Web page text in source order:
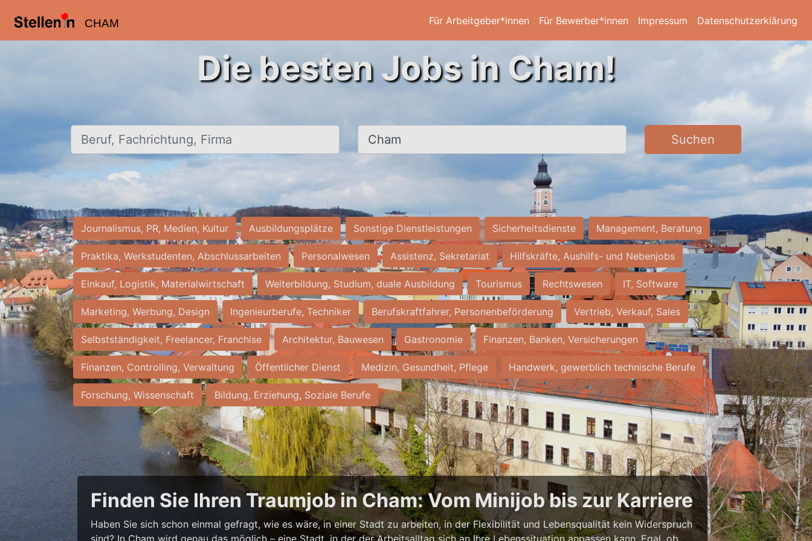
CHAM Für Arbeitgeber*innen Für Bewerber*innen Impressum Datenschutzerklärung
Die besten Jobs in Cham!
Beruf, Fachrichtung, Firma Ort, Stadt Suchen
Journalismus, PR, Medien, Kultur Ausbildungsplätze Sonstige Dienstleistungen Sicherheitsdienste Management, Beratung
Praktika, Werkstudenten, Abschlussarbeiten Personalwesen Assistenz, Sekretariat Hilfskräfte, Aushilfs- und Nebenjobs
Einkauf, Logistik, Materialwirtschaft Weiterbildung, Studium, duale Ausbildung Tourismus Rechtswesen IT, Software
Marketing, Werbung, Design Ingenieurberufe, Techniker Berufskraftfahrer, Personenbeförderung Vertrieb, Verkauf, Sales
Selbstständigkeit, Freelancer, Franchise Architektur, Bauwesen Gastronomie Finanzen, Banken, Versicherungen
Finanzen, Controlling, Verwaltung Öffentlicher Dienst Medizin, Gesundheit, Pflege Handwerk, gewerblich technische Berufe
Forschung, Wissenschaft Bildung, Erziehung, Soziale Berufe
Finden Sie Ihren Traumjob in Cham: Vom Minijob bis zur Karriere
Haben Sie sich schon einmal gefragt, wie es wäre, in einer Stadt zu arbeiten, in der Flexibilität und Lebensqualität kein Widerspruch